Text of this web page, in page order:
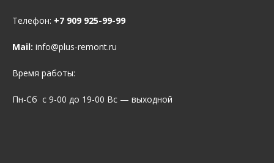
Телефон: +7 909 925-99-99
Mail: info@plus-remont.ru
Время работы:
Пн-Сб с 9-00 до 19-00 Вс — выходной